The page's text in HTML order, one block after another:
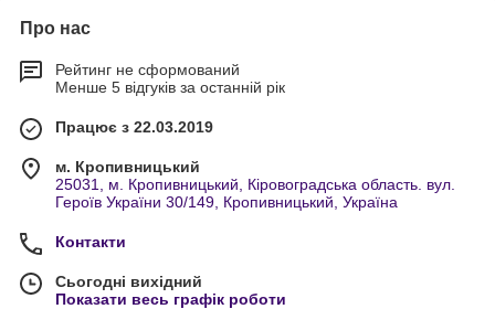
Про нас
Рейтинг не сформований
Менше 5 відгуків за останній рік
Працює з 22.03.2019
м. Кропивницький
25031, м. Кропивницький, Кіровоградська область. вул.
Героїв України 30/149, Кропивницький, Україна
Контакти
Сьогодні вихідний
Показати весь графік роботи